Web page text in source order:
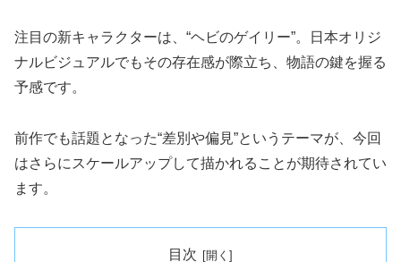
注目の新キャラクターは、“ヘビのゲイリー”。日本オリジ
ナルビジュアルでもその存在感が際立ち、物語の鍵を握る
予感です。
前作でも話題となった“差別や偏見”というテーマが、今回
はさらにスケールアップして描かれることが期待されてい
ます。
目次